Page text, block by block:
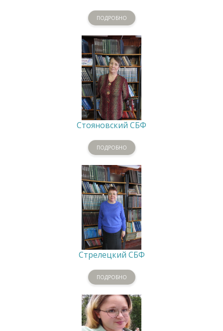
ПОДРОБНО
Стояновский СБФ
ПОДРОБНО
Стрелецкий СБФ
ПОДРОБНО